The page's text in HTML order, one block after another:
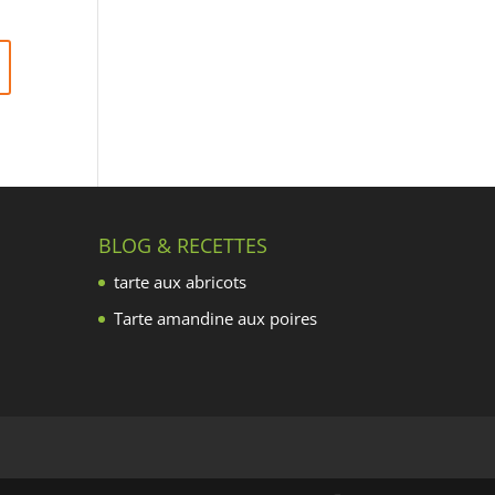
BLOG & RECETTES
tarte aux abricots
Tarte amandine aux poires